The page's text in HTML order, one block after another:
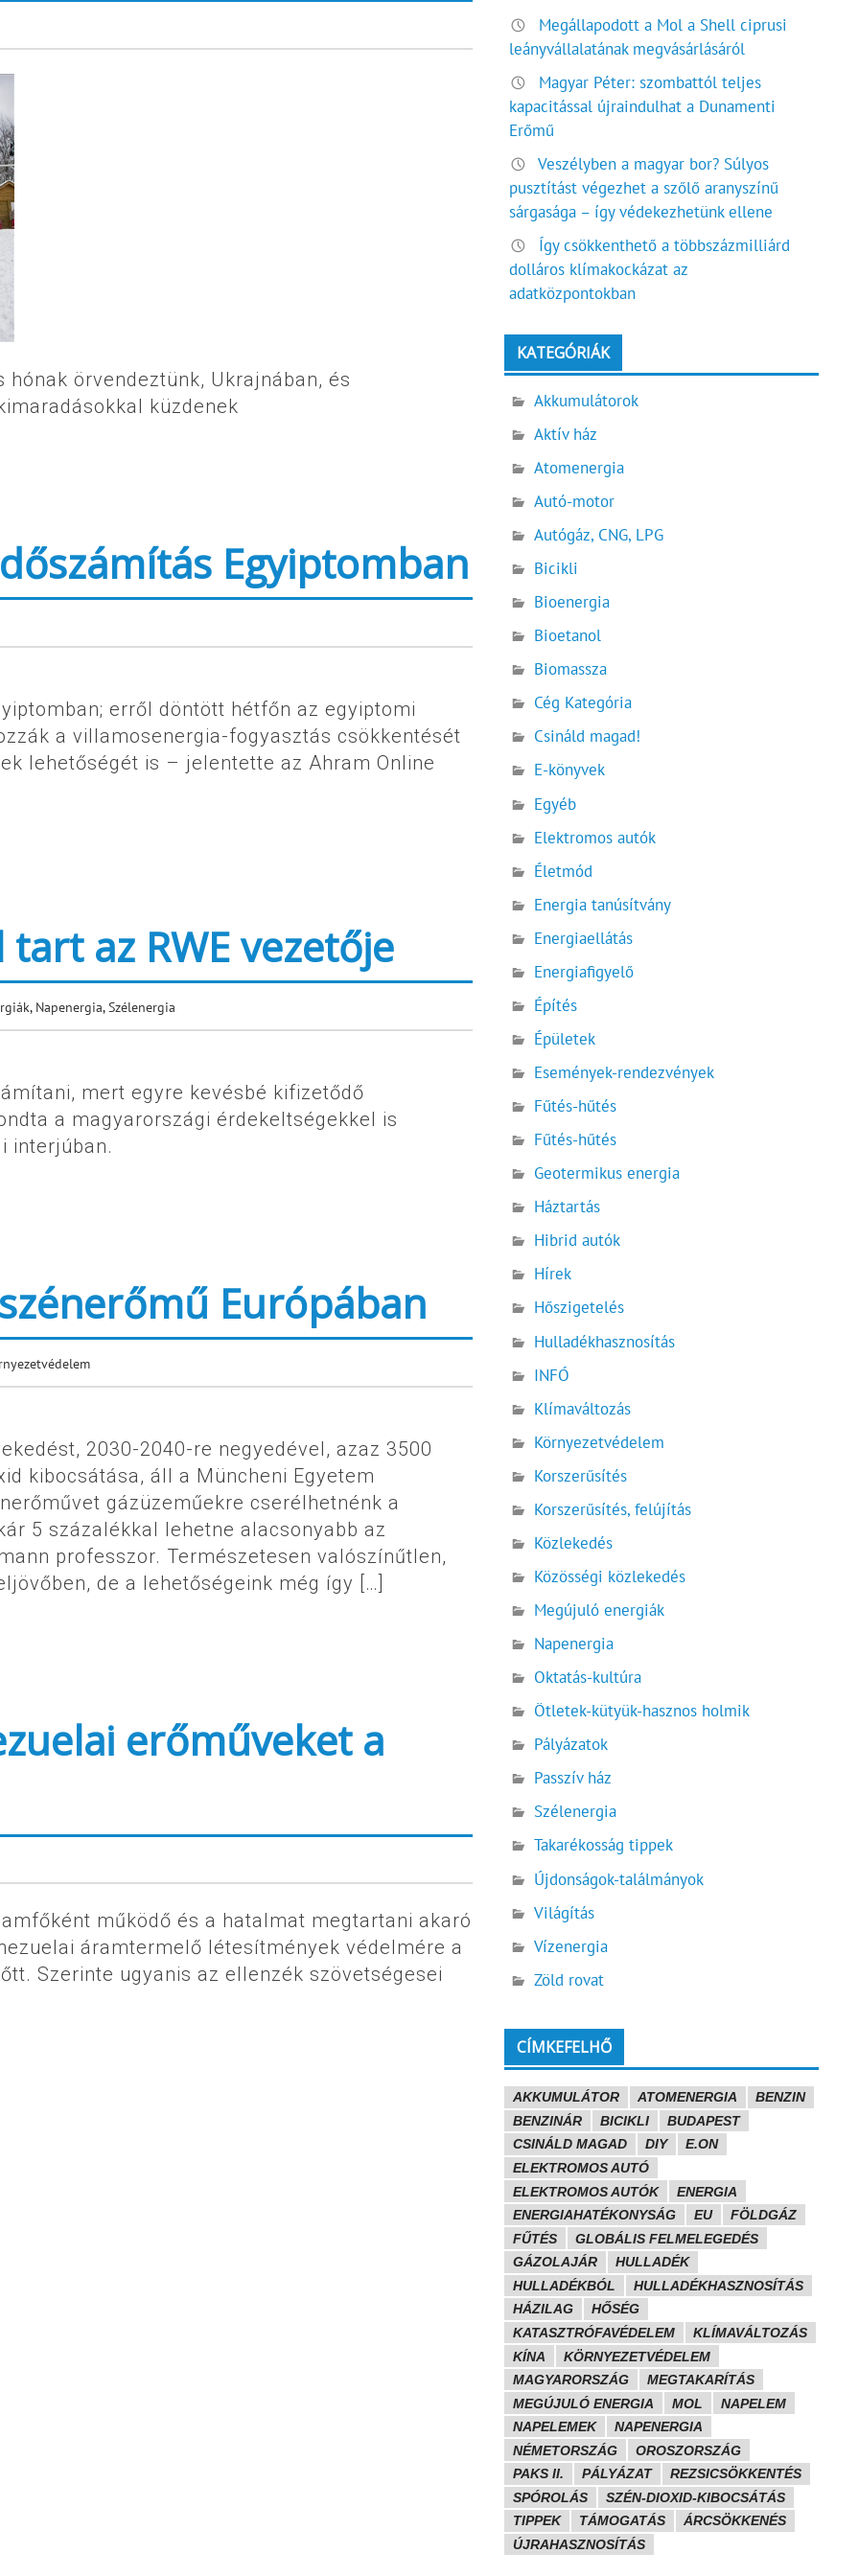
örvendeztünk, Ukrajnában, és
küzdenek
Egyiptomban
erről döntött hétfőn az egyiptomi
a villamosenergia-fogyasztás csökkentését
lehetőségét is – jelentette az Ahram Online
az RWE vezetője
, Napenergia,Szélenergia
mert egyre kevésbé kifizetődő
a magyarországi érdekeltségekkel is
interjúban.
Európában
2030-2040-re negyedével, azaz 3500
kibocsátása, áll a Müncheni Egyetem
gázüzeműekre cserélhetnénk a
5 százalékkal lehetne alacsonyabb az
professzor. Természetesen valószínűtlen,
de a lehetőségeink még így […]
erőműveket a
működő és a hatalmat megtartani akaró
áramtermelő létesítmények védelmére a
Szerinte ugyanis az ellenzék szövetségesei
Megállapodott a Mol a Shell ciprusi
leányvállalatának megvásárlásáról
Magyar Péter: szombattól teljes
kapacitással újraindulhat a Dunamenti
Erőmű
Veszélyben a magyar bor? Súlyos
pusztítást végezhet a szőlő aranyszínű
sárgasága – így védekezhetünk ellene
Így csökkenthető a többszázmilliárd
dolláros klímakockázat az
adatközpontokban
KATEGÓRIÁK
Akkumulátorok
Aktív ház
Atomenergia
Autó-motor
Autógáz, CNG, LPG
Bicikli
Bioenergia
Bioetanol
Biomassza
Cég Kategória
Csináld magad!
E-könyvek
Egyéb
Elektromos autók
Életmód
Energia tanúsítvány
Energiaellátás
Energiafigyelő
Építés
Épületek
Események-rendezvények
Fűtés-hűtés
Fűtés-hűtés
Geotermikus energia
Háztartás
Hibrid autók
Hírek
Hőszigetelés
Hulladékhasznosítás
INFÓ
Klímaváltozás
Környezetvédelem
Korszerűsítés
Korszerűsítés, felújítás
Közlekedés
Közösségi közlekedés
Megújuló energiák
Napenergia
Oktatás-kultúra
Ötletek-kütyük-hasznos holmik
Pályázatok
Passzív ház
Szélenergia
Takarékosság tippek
Újdonságok-találmányok
Világítás
Vízenergia
Zöld rovat
CÍMKEFELHŐ
AKKUMULÁTOR ATOMENERGIA
BENZIN
BENZINÁR
BICIKLI
BUDAPEST
CSINÁLD MAGAD
DIY
E.ON
ELEKTROMOS AUTÓ
ELEKTROMOS AUTÓK
ENERGIA
ENERGIAHATÉKONYSÁG
EU
FÖLDGÁZ
FŰTÉS
GLOBÁLIS FELMELEGEDÉS
GÁZOLAJÁR
HULLADÉK
HULLADÉKBÓL
HULLADÉKHASZNOSÍTÁS
HÁZILAG
HŐSÉG
KATASZTRÓFAVÉDELEM
KLÍMAVÁLTOZÁS
KÍNA
KÖRNYEZETVÉDELEM
MAGYARORSZÁG
MEGTAKARÍTÁS
MEGÚJULÓ ENERGIA
MOL
NAPELEM
NAPELEMEK
NAPENERGIA
NÉMETORSZÁG
OROSZORSZÁG
PAKS II.
PÁLYÁZAT
REZSICSÖKKENTÉS
SPÓROLÁS
SZÉN-DIOXID-KIBOCSÁTÁS
TIPPEK
TÁMOGATÁS
ÁRCSÖKKENÉS
ÚJRAHASZNOSÍTÁS